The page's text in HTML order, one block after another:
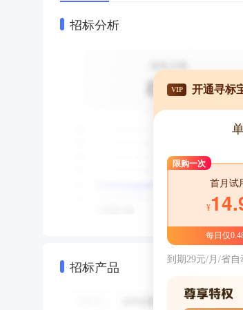
招标分析
招标产品
VIP 开通寻标
限购一次
首月试
¥
每日仅
到期29元/月/省自